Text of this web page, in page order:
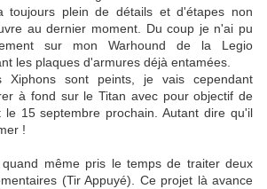
toujours plein de détails et d'étapes non
au dernier moment. Du coup je n'ai pu
sur mon Warhound de la Legio
les plaques d'armures déjà entamées.
Xiphons sont peints, je vais cependant
à fond sur le Titan avec pour objectif de
le 15 septembre prochain. Autant dire qu'il
!
même pris le temps de traiter deux
(Tir Appuyé). Ce projet là avance